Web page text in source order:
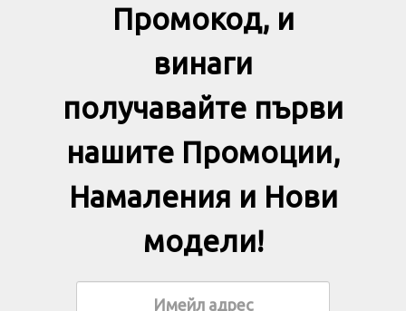
Промокод, и
винаги
получавайте първи
нашите Промоции,
Намаления и Нови
модели!